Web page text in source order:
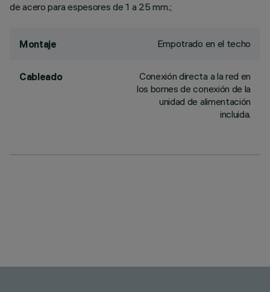
de acero para espesores de 1 a 25 mm.;
Montaje Empotrado en el techo
Cableado
Conexión directa a la red en
los bornes de conexión de la
unidad de alimentación
incluida.